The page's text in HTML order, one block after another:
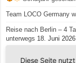
Team LOCO Germany
Reise nach Berlin – 4
unterwegs 18. Juni 2026
Diese Seite